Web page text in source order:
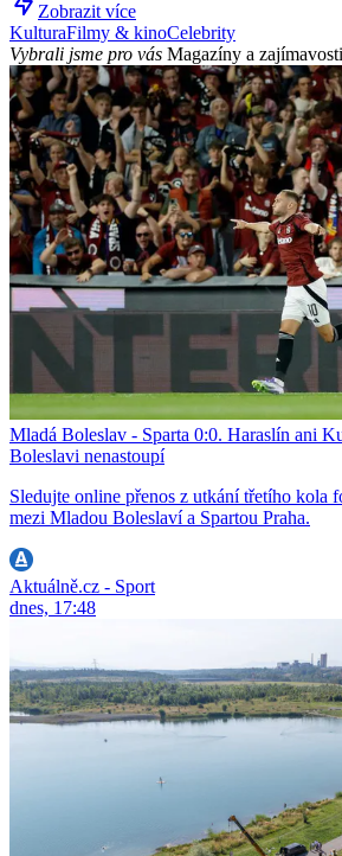
Zobrazit více
KulturaFilmy & kinoCelebrity
Vybrali jsme pro vás Magazíny a zajímavosti
Mladá Boleslav - Sparta 0:0. Haraslín ani
Boleslavi nenastoupí
Sledujte online přenos z utkání třetího kola
mezi Mladou Boleslaví a Spartou Praha.
Aktuálně.cz - Sport
dnes, 17:48